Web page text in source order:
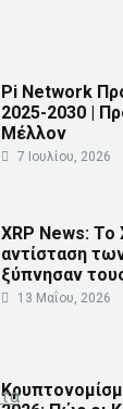
Pi Network
2025-2030 |
Μέλλον
7 Ιουλίου, 2026
XRP News: Το
αντίσταση
ξύπνησαν
13 Μαΐου, 2026